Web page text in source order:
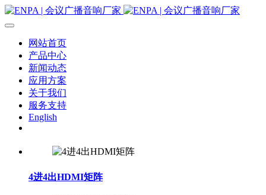
网站首页
产品中心
新闻动态
应用方案
关于我们
服务支持
English
4进4出HDMI矩阵